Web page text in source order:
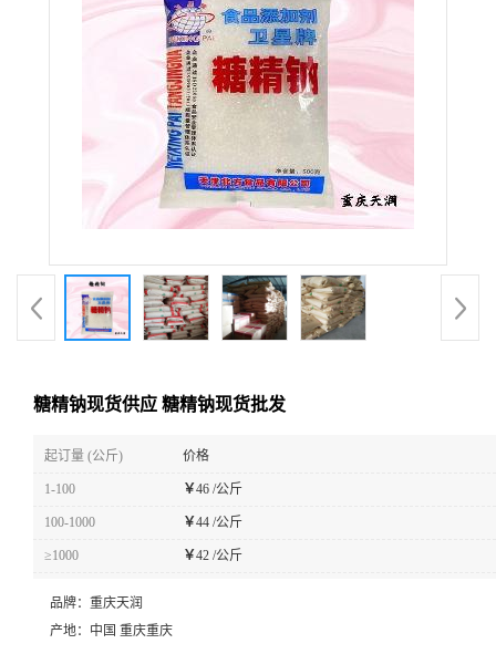
糖精钠现货供应 糖精钠现货批发
起订量 (公斤) 价格
1-100 ￥46 /公斤
100-1000 ￥44 /公斤
≥1000 ￥42 /公斤
品牌： 重庆天润
产地： 中国 重庆重庆